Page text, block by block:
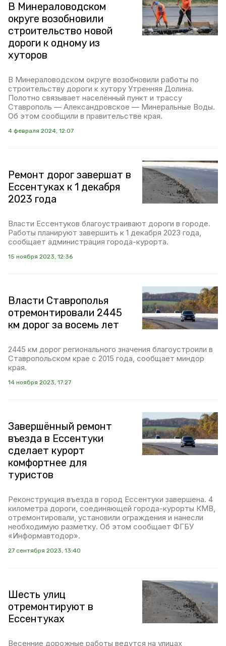
В Минераловодском
округе возобновили
строительство новой
дороги к одному из
хуторов
В Минераловодском округе возобновили работы по
строительству дороги к хутору Утренняя Долина.
Полотно связывает населённый пункт и трассу
Ставрополь — Александровское — Минеральные Воды.
Об этом сообщили в правительстве края.
4 февраля 2024, 12:07
Ремонт дорог завершат в
Ессентуках к 1 декабря
2023 года
Власти Ессентуков благоустраивают дороги в городе.
Работы планируют завершить к 1 декабря 2023 года,
сообщает администрация города-курорта.
15 ноября 2023, 12:36
Власти Ставрополья
отремонтировали 2445
км дорог за восемь лет
2445 км дорог регионального значения благоустроили в
Ставропольском крае с 2015 года, сообщает миндор
края.
14 ноября 2023, 17:27
Завершённый ремонт
въезда в Ессентуки
сделает курорт
комфортнее для
туристов
Реконструкция въезда в город Ессентуки завершена. 4
километра дороги, соединяющей города-курорты КМВ,
отремонтировали, установили ограждения и нанесли
необходимую разметку. Об этом сообщает ФГБУ
«Информавтодор».
27 сентября 2023, 13:40
Шесть улиц
отремонтируют в
Ессентуках
Весенние дорожные работы ведутся на улицах